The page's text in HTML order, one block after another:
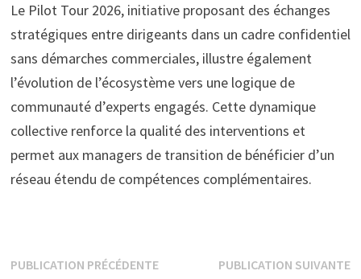
Le Pilot Tour 2026, initiative proposant des échanges
stratégiques entre dirigeants dans un cadre confidentiel
sans démarches commerciales, illustre également
l’évolution de l’écosystème vers une logique de
communauté d’experts engagés. Cette dynamique
collective renforce la qualité des interventions et
permet aux managers de transition de bénéficier d’un
réseau étendu de compétences complémentaires.
Navigation
PUBLICATION PRÉCÉDENTEPublicationPUBLICATION SUIVANTE